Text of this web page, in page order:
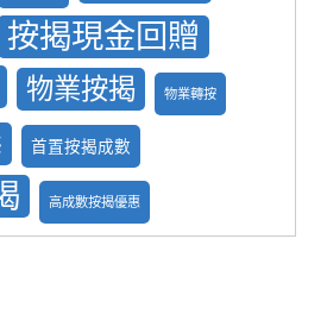
按揭現金回贈
物業按揭 物業轉按
首置按揭成數
高成數按揭優惠